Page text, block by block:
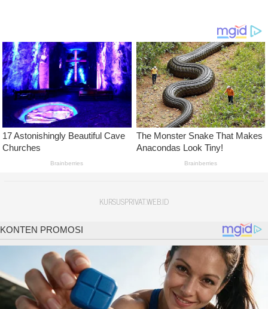
KURSUSPRIVAT.WEB.ID